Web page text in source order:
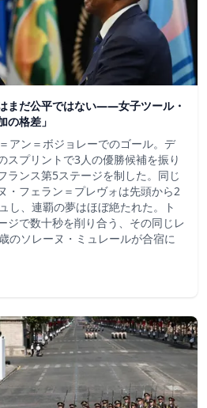
まだ公平ではない――女子ツール・
の格差」
アン＝ボジョレーでのゴール。デ
スプリントで3人の優勝候補を振り
ランス第5ステージを制した。同じ
・フェラン＝プレヴォは先頭から2
し、連覇の夢はほぼ絶たれた。ト
ジで数十秒を削り合う、その同じレ
のソレーヌ・ミュレールが合宿に